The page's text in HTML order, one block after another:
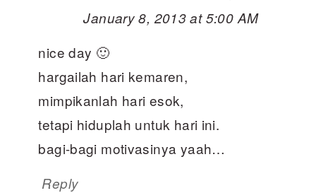
January 8, 2013 at 5:00 AM
nice day 🙂
hargailah hari kemaren,
mimpikanlah hari esok,
tetapi hiduplah untuk hari ini.
bagi-bagi motivasinya yaah…
Reply